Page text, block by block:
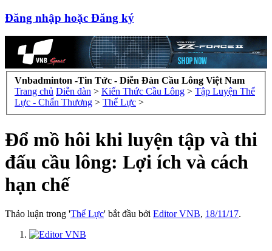
Đăng nhập hoặc Đăng ký
Vnbadminton -Tin Tức - Diễn Đàn Cầu Lông Việt Nam
Trang chủ Diễn đàn > Kiến Thức Cầu Lông > Tập Luyện Thể
Lực - Chấn Thương > Thể Lực >
Đổ mồ hôi khi luyện tập và thi
đấu cầu lông: Lợi ích và cách
hạn chế
Thảo luận trong 'Thể Lực' bắt đầu bởi Editor VNB, 18/11/17.